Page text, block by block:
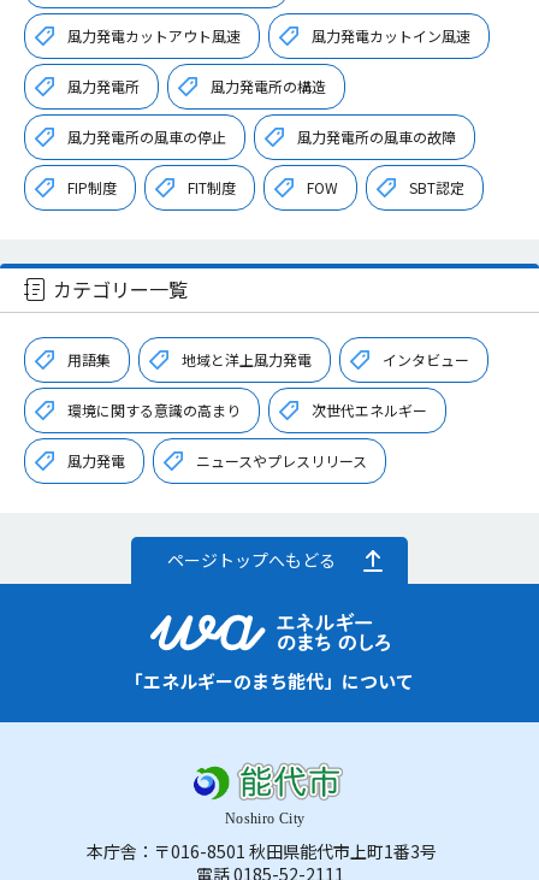
風力発電カットアウト風速 風力発電カットイン風速
風力発電所 風力発電所の構造
風力発電所の風車の停止 風力発電所の風車の故障
FIP制度 FIT制度 FOW SBT認定
カテゴリー一覧
用語集 地域と洋上風力発電 インタビュー
環境に関する意識の高まり 次世代エネルギー
風力発電 ニュースやプレスリリース
ページトップへもどる
「エネルギーのまち能代」について
本庁舎：〒016-8501 秋田県能代市上町1番3号
電話 0185-52-2111